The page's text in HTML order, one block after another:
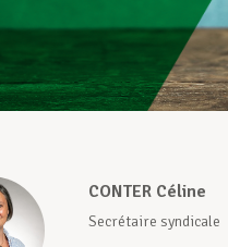
CONTER Céline
Secrétaire syndicale